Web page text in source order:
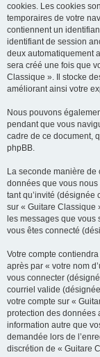
cookies. Les cookies
temporaires de votre
contiennent un
identifiant de session
deux automatiquement
sera créé une fois que
Classique ». Il stocke
améliorant ainsi votre
Nous pouvons
pendant que vous
cadre de ce document,
phpBB.
La seconde manière de
données que vous
tant qu’invité (désignée
sur « Guitare Classique
les messages que
vous êtes connecté
Votre compte
après par « votre nom
vous connecter
courriel valide
votre compte sur «
protection des données
information autre que
demandée lors de
discrétion de « Guitare